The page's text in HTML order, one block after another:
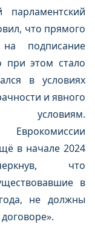
что прямого
подписание
этом стало
в условиях
и явного
условиям.
в начале 2024
что
в
не должны